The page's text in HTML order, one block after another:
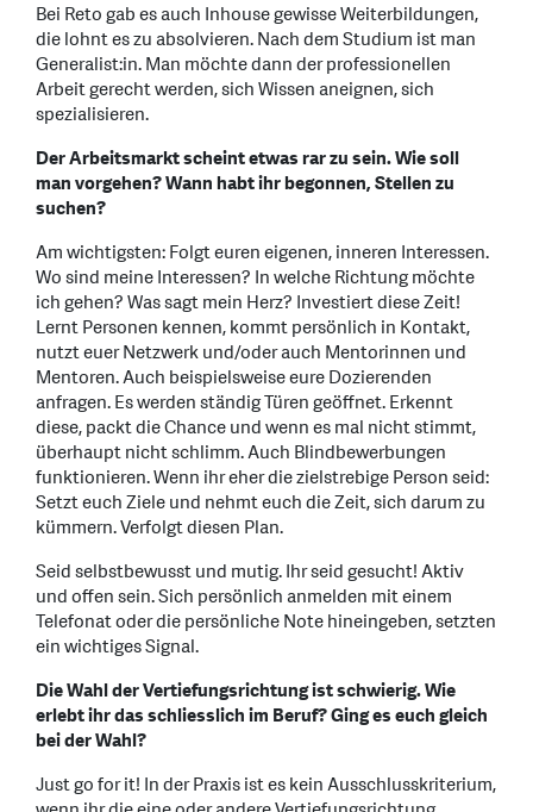
Bei Reto gab es auch Inhouse gewisse Weiterbildungen,
die lohnt es zu absolvieren. Nach dem Studium ist man
Generalist:in. Man möchte dann der professionellen
Arbeit gerecht werden, sich Wissen aneignen, sich
spezialisieren.
Der Arbeitsmarkt scheint etwas rar zu sein. Wie soll
man vorgehen? Wann habt ihr begonnen, Stellen zu
suchen?
Am wichtigsten: Folgt euren eigenen, inneren Interessen.
Wo sind meine Interessen? In welche Richtung möchte
ich gehen? Was sagt mein Herz? Investiert diese Zeit!
Lernt Personen kennen, kommt persönlich in Kontakt,
nutzt euer Netzwerk und/oder auch Mentorinnen und
Mentoren. Auch beispielsweise eure Dozierenden
anfragen. Es werden ständig Türen geöffnet. Erkennt
diese, packt die Chance und wenn es mal nicht stimmt,
überhaupt nicht schlimm. Auch Blindbewerbungen
funktionieren. Wenn ihr eher die zielstrebige Person seid:
Setzt euch Ziele und nehmt euch die Zeit, sich darum zu
kümmern. Verfolgt diesen Plan.
Seid selbstbewusst und mutig. Ihr seid gesucht! Aktiv
und offen sein. Sich persönlich anmelden mit einem
Telefonat oder die persönliche Note hineingeben, setzten
ein wichtiges Signal.
Die Wahl der Vertiefungsrichtung ist schwierig. Wie
erlebt ihr das schliesslich im Beruf? Ging es euch gleich
bei der Wahl?
Just go for it! In der Praxis ist es kein Ausschlusskriterium,